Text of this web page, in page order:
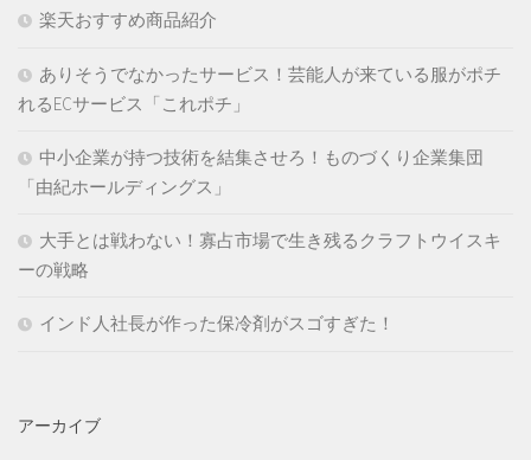
楽天おすすめ商品紹介
ありそうでなかったサービス！芸能人が来ている服がポチ
れるECサービス「これポチ」
中小企業が持つ技術を結集させろ！ものづくり企業集団
「由紀ホールディングス」
大手とは戦わない！寡占市場で生き残るクラフトウイスキ
ーの戦略
インド人社長が作った保冷剤がスゴすぎた！
アーカイブ